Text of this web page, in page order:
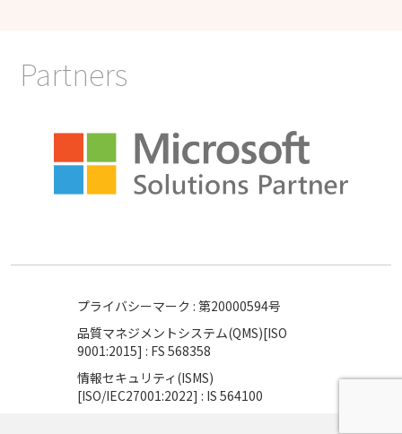
Partners
プライバシーマーク : 第20000594号
品質マネジメントシステム(QMS)[ISO
9001:2015] : FS 568358
情報セキュリティ(ISMS)
[ISO/IEC27001:2022] : IS 564100